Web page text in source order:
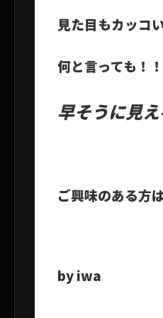
見た目もカッコ
何と言っても！！
早そうに見
ご興味のある方
by iwa